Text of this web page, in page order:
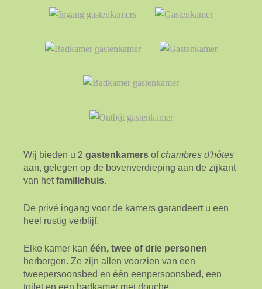
Wij bieden u 2 gastenkamers ofchambres d'hôtes
aan, gelegen op de bovenverdieping aan de zijkant
van hetfamiliehuis.
De privé ingang voor de kamers garandeert u een
heel rustig verblijf.
Elke kamer kan één, twee of drie personen
herbergen. Ze zijn allen voorzien van een
tweepersoonsbed en één eenpersoonsbed, een